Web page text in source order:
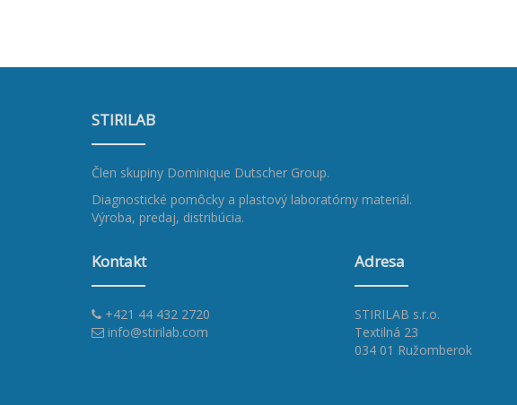
STIRILAB
Člen skupiny Dominique Dutscher Group.
Diagnostické pomôcky a plastový laboratórny materiál.
Výroba, predaj, distribúcia.
Kontakt
+421 44 432 2720
info@stirilab.com
Adresa
STIRILAB s.r.o.
Textilná 23
034 01 Ružomberok